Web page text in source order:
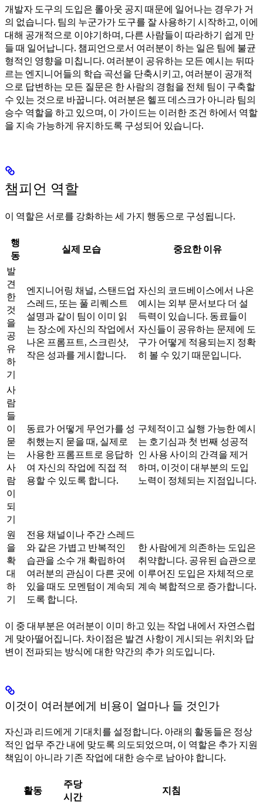
개발자 도구의 도입은 롤아웃 공지 때문에 일어나는 경우가 거
의 없습니다. 팀의 누군가가 도구를 잘 사용하기 시작하고, 이에
대해 공개적으로 이야기하며, 다른 사람들이 따라하기 쉽게 만
들 때 일어납니다. 챔피언으로서 여러분이 하는 일은 팀에 불균
형적인 영향을 미칩니다. 여러분이 공유하는 모든 예시는 뒤따
르는 엔지니어들의 학습 곡선을 단축시키고, 여러분이 공개적
으로 답변하는 모든 질문은 한 사람의 경험을 전체 팀이 구축할
수 있는 것으로 바꿉니다. 여러분은 헬프 데스크가 아니라 팀의
승수 역할을 하고 있으며, 이 가이드는 이러한 조건 하에서 역할
을 지속 가능하게 유지하도록 구성되어 있습니다.
챔피언 역할
이 역할은 서로를 강화하는 세 가지 행동으로 구성됩니다.
행
동
실제 모습
중요한 이유
발
견
한
것
을
공
유
하
기
엔지니어링 채널, 스탠드업
스레드, 또는 풀 리퀘스트
설명과 같이 팀이 이미 읽
는 장소에 자신의 작업에서
나온 프롬프트, 스크린샷,
작은 성과를 게시합니다.
자신의 코드베이스에서 나온
예시는 외부 문서보다 더 설
득력이 있습니다. 동료들이
자신들이 공유하는 문제에 도
구가 어떻게 적용되는지 정확
히 볼 수 있기 때문입니다.
사
람
들
이
묻
는
사
람
이
되
기
동료가 어떻게 무언가를 성
취했는지 묻을 때, 실제로
사용한 프롬프트로 응답하
여 자신의 작업에 직접 적
용할 수 있도록 합니다.
구체적이고 실행 가능한 예시
는 호기심과 첫 번째 성공적
인 사용 사이의 간격을 제거
하며, 이것이 대부분의 도입
노력이 정체되는 지점입니다.
원
을
확
대
하
기
전용 채널이나 주간 스레드
와 같은 가볍고 반복적인
습관을 소수 개 확립하여
여러분의 관심이 다른 곳에
있을 때도 모멘텀이 계속되
도록 합니다.
한 사람에게 의존하는 도입은
취약합니다. 공유된 습관으로
이루어진 도입은 자체적으로
계속 복합적으로 증가합니다.
이 중 대부분은 여러분이 이미 하고 있는 작업 내에서 자연스럽
게 맞아떨어집니다. 차이점은 발견 사항이 게시되는 위치와 답
변이 전파되는 방식에 대한 약간의 추가 의도입니다.
이것이 여러분에게 비용이 얼마나 들 것인가
자신과 리드에게 기대치를 설정합니다. 아래의 활동들은 정상
적인 업무 주간 내에 맞도록 의도되었으며, 이 역할은 추가 지원
책임이 아니라 기존 작업에 대한 승수로 남아야 합니다.
활동
주당
시간
지침